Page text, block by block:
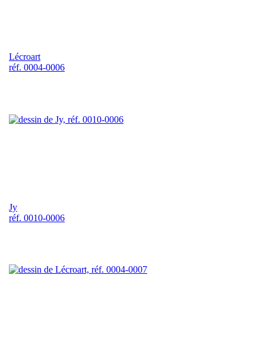
Lécroart
réf. 0004-0006
Jy
réf. 0010-0006